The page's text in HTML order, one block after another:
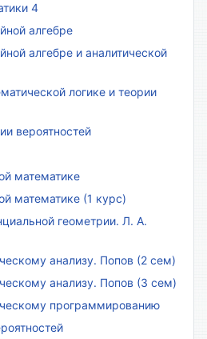
4
алгебре
алгебре и аналитической
логике и теории
вероятностей
математике
математике (1 курс)
геометрии. Л. А.
анализу. Попов (2 сем)
анализу. Попов (3 сем)
программированию